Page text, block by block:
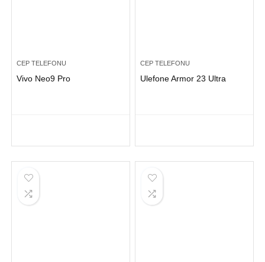
CEP TELEFONU
Vivo Neo9 Pro
CEP TELEFONU
Ulefone Armor 23 Ultra